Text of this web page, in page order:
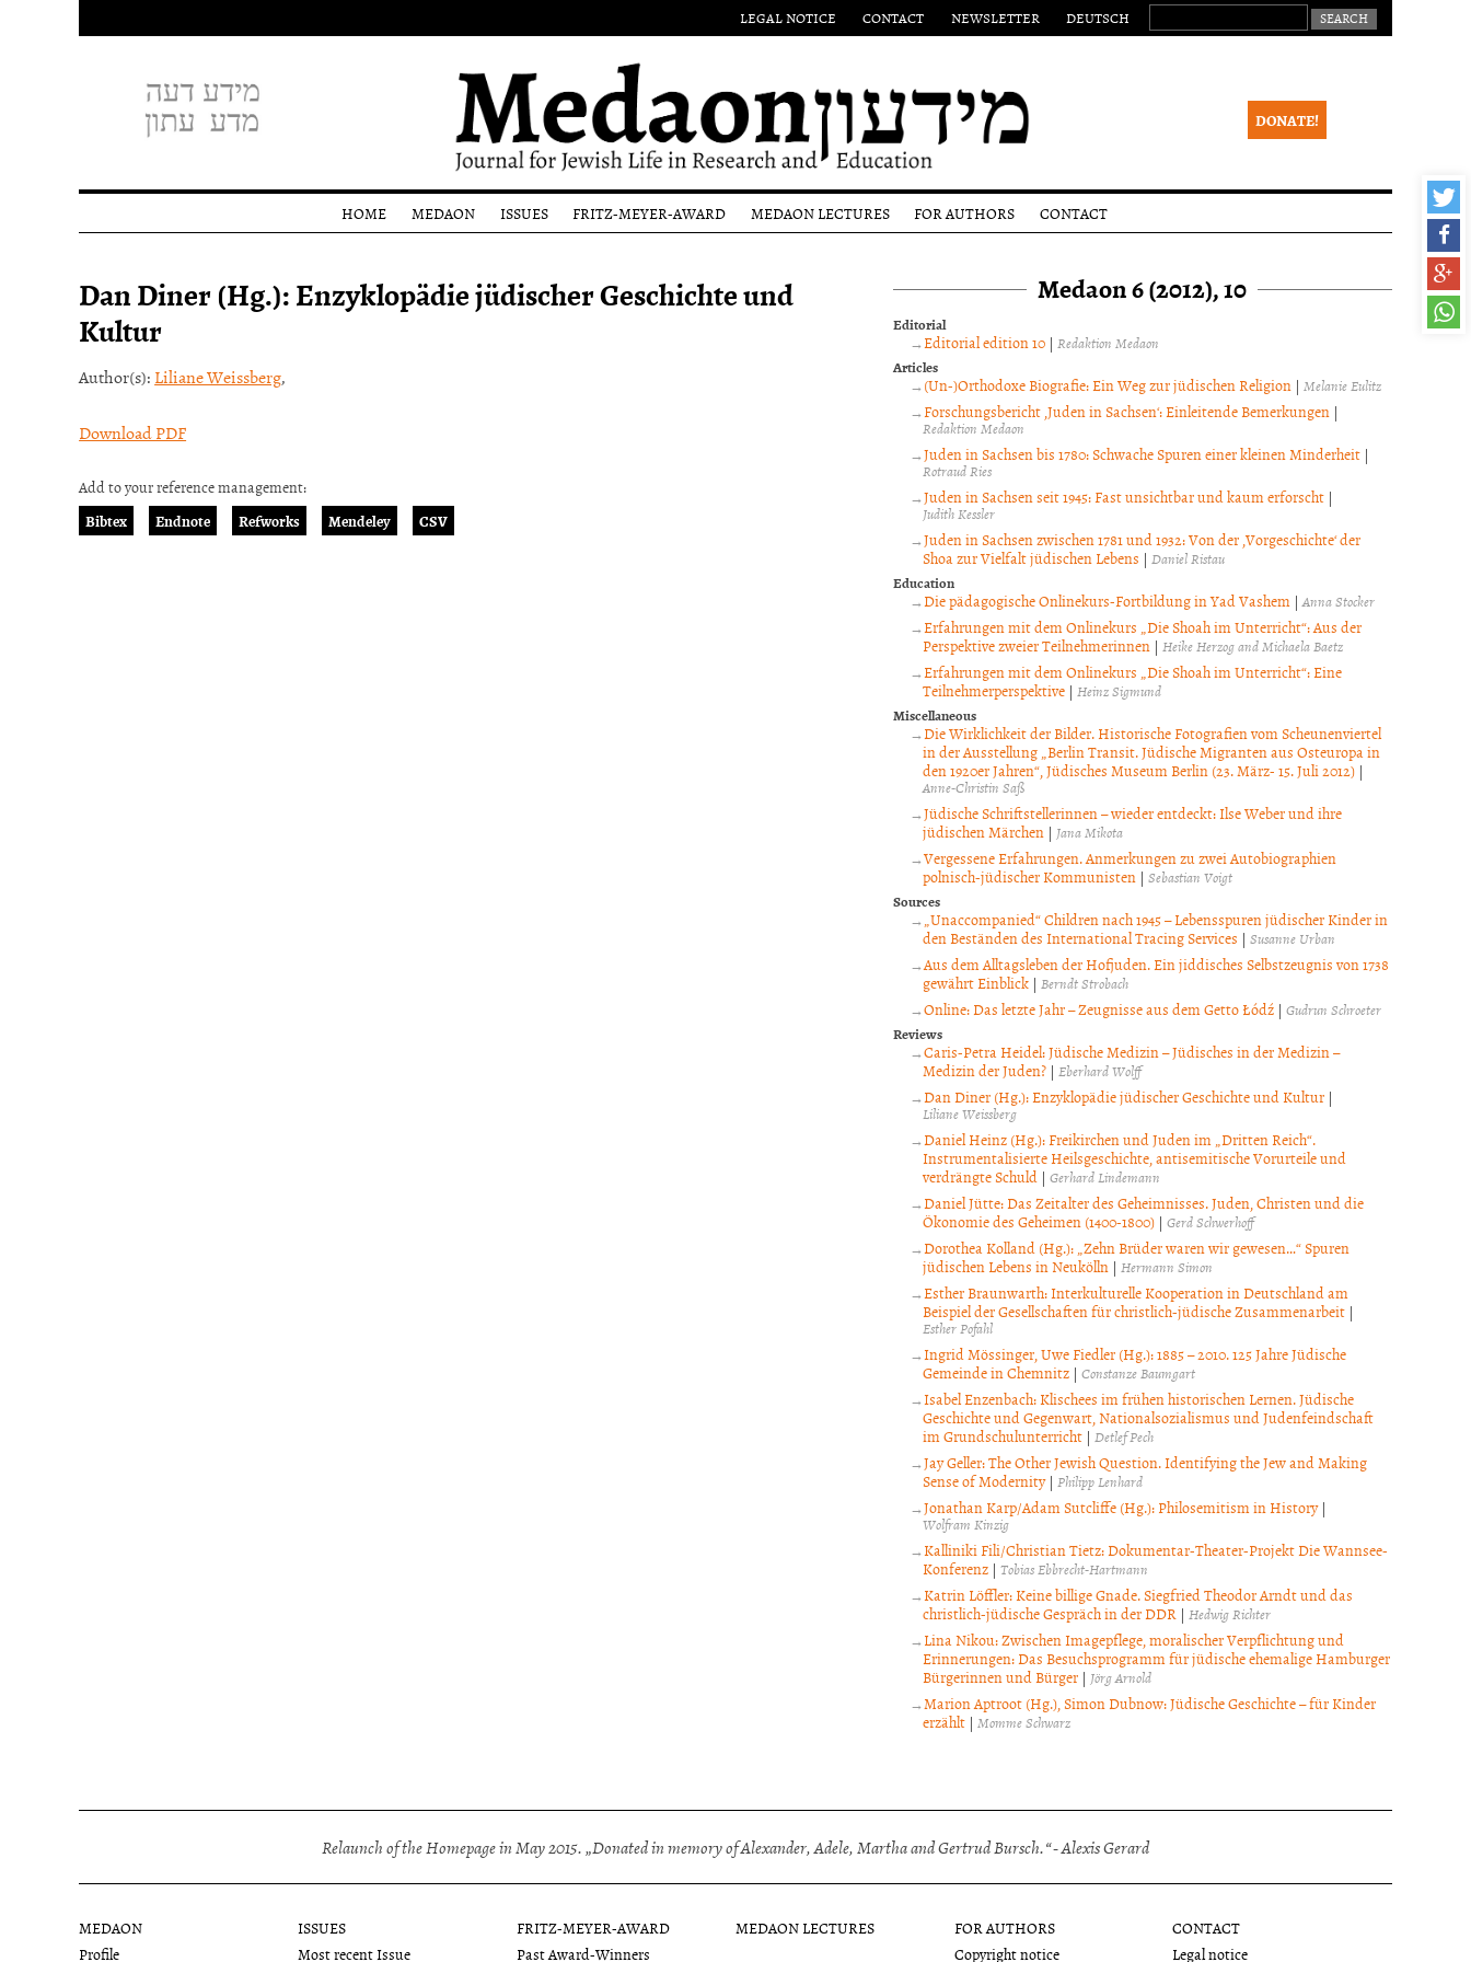
LEGAL NOTICE CONTACT NEWSLETTER DEUTSCH SEARCH FOR:
DONATE!
HOME
MEDAON
Editorial
staff
ISSUES
Issues
FRITZ-MEYER-AWARD
Past
Award-
MEDAON LECTURES
FOR AUTHORS
Guidelines
Editorial
process
and peer
Copyright
notice
CONTACT
Newsletter
Dan Diner (Hg.): Enzyklopädie jüdischer Geschichte und
Kultur
Author(s): Liliane Weissberg,
Download PDF
Add to your reference management:
Bibtex
Endnote Refworks Mendeley CSV
Medaon 6 (2012), 10
Editorial
Editorial edition 10 |Redaktion Medaon
Articles
(Un-)Orthodoxe Biografie: Ein Weg zur jüdischen Religion |Melanie Eulitz
Forschungsbericht ‚Juden in Sachsen‘: Einleitende Bemerkungen |
Redaktion Medaon
Juden in Sachsen bis 1780: Schwache Spuren einer kleinen Minderheit |
Rotraud Ries
Juden in Sachsen seit 1945: Fast unsichtbar und kaum erforscht |
Judith Kessler
Juden in Sachsen zwischen 1781 und 1932: Von der ‚Vorgeschichte‘ der
Shoa zur Vielfalt jüdischen Lebens | Daniel Ristau
Education
Die pädagogische Onlinekurs-Fortbildung in Yad Vashem |Anna Stocker
Erfahrungen mit dem Onlinekurs „Die Shoah im Unterricht“: Aus der
Perspektive zweier Teilnehmerinnen| Heike Herzog and Michaela Baetz
Erfahrungen mit dem Onlinekurs „Die Shoah im Unterricht“: Eine
Teilnehmerperspektive| Heinz Sigmund
Miscellaneous
Die Wirklichkeit der Bilder. Historische Fotografien vom Scheunenviertel
in der Ausstellung „Berlin Transit. Jüdische Migranten aus Osteuropa in
den 1920er Jahren“, Jüdisches Museum Berlin (23. März- 15. Juli 2012)|
Anne-Christin Saß
Jüdische Schriftstellerinnen – wieder entdeckt: Ilse Weber und ihre
jüdischen Märchen| Jana Mikota
Vergessene Erfahrungen. Anmerkungen zu zwei Autobiographien
polnisch-jüdischer Kommunisten| Sebastian Voigt
Sources
„Unaccompanied“ Children nach 1945 – Lebensspuren jüdischer Kinder in
den Beständen des International Tracing Services | Susanne Urban
Aus dem Alltagsleben der Hofjuden. Ein jiddisches Selbstzeugnis von 1738
gewährt Einblick| Berndt Strobach
Online: Das letzte Jahr – Zeugnisse aus dem Getto Łódź |Gudrun Schroeter
Reviews
Caris-Petra Heidel: Jüdische Medizin – Jüdisches in der Medizin –
Medizin der Juden?| Eberhard Wolff
Dan Diner (Hg.): Enzyklopädie jüdischer Geschichte und Kultur |
Liliane Weissberg
Daniel Heinz (Hg.): Freikirchen und Juden im „Dritten Reich“.
Instrumentalisierte Heilsgeschichte, antisemitische Vorurteile und
verdrängte Schuld| Gerhard Lindemann
Daniel Jütte: Das Zeitalter des Geheimnisses. Juden, Christen und die
Ökonomie des Geheimen (1400-1800)| Gerd Schwerhoff
Dorothea Kolland (Hg.): „Zehn Brüder waren wir gewesen…“ Spuren
jüdischen Lebens in Neukölln| Hermann Simon
Esther Braunwarth: Interkulturelle Kooperation in Deutschland am
Beispiel der Gesellschaften für christlich-jüdische Zusammenarbeit|
Esther Pofahl
Ingrid Mössinger, Uwe Fiedler (Hg.): 1885 – 2010. 125 Jahre Jüdische
Gemeinde in Chemnitz| Constanze Baumgart
Isabel Enzenbach: Klischees im frühen historischen Lernen. Jüdische
Geschichte und Gegenwart, Nationalsozialismus und Judenfeindschaft
im Grundschulunterricht| Detlef Pech
Jay Geller: The Other Jewish Question. Identifying the Jew and Making
Sense of Modernity| Philipp Lenhard
Jonathan Karp/Adam Sutcliffe (Hg.): Philosemitism in History|
Wolfram Kinzig
Kalliniki Fili/Christian Tietz: Dokumentar-Theater-Projekt Die Wannsee-
Konferenz| Tobias Ebbrecht-Hartmann
Katrin Löffler: Keine billige Gnade. Siegfried Theodor Arndt und das
christlich-jüdische Gespräch in der DDR| Hedwig Richter
Lina Nikou: Zwischen Imagepflege, moralischer Verpflichtung und
Erinnerungen: Das Besuchsprogramm für jüdische ehemalige Hamburger
Bürgerinnen und Bürger| Jörg Arnold
Marion Aptroot (Hg.), Simon Dubnow: Jüdische Geschichte – für Kinder
erzählt| Momme Schwarz
Relaunch of the Homepage in May 2015. „Donated in memory of Alexander, Adele, Martha and Gertrud Bursch.“ - Alexis Gerard
MEDAON
Profile
ISSUES
Most recent Issue
FRITZ-MEYER-AWARD
Past Award-Winners
MEDAON LECTURES
FOR AUTHORS
Copyright notice
CONTACT
Legal notice